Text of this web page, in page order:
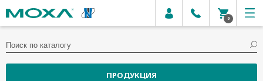
0
ПРОДУКЦИЯ